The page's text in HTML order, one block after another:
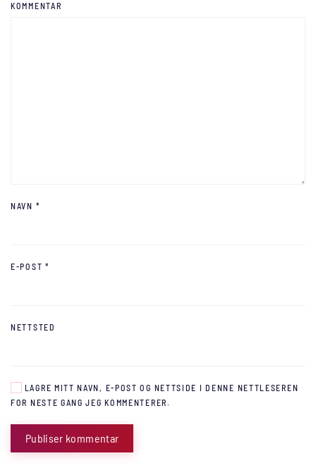
KOMMENTAR
NAVN *
E-POST *
NETTSTED
LAGRE MITT NAVN, E-POST OG NETTSIDE I DENNE NETTLESEREN
FOR NESTE GANG JEG KOMMENTERER.
Publiser kommentar